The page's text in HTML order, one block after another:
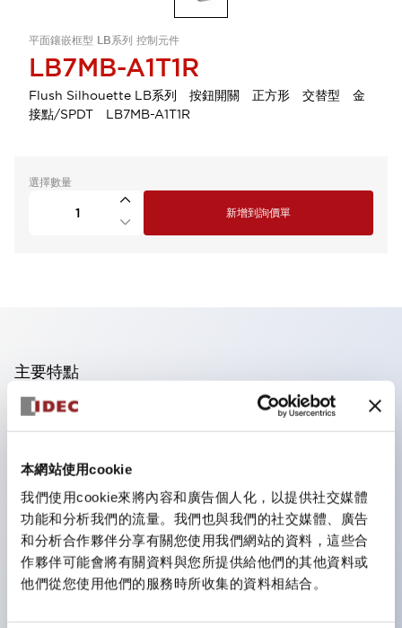
本網站使用cookie
我們使用cookie來將內容和廣告個人化，以提供社交媒體
功能和分析我們的流量。我們也與我們的社交媒體、廣告
和分析合作夥伴分享有關您使用我們網站的資料，這些合
作夥伴可能會將有關資料與您所提供給他們的其他資料或
他們從您使用他們的服務時所收集的資料相結合。
平面鑲嵌框型 LB系列 控制元件
LB7MB-A1T1R
Flush Silhouette LB系列 按鈕開關 正方形 交替型 金
接點/SPDT LB7MB-A1T1R
選擇數量
新增到詢價單
主要特點
操作面板的凹凸減少，呈現銳利感。
豐富的顏色變化，也提供帶護罩的黑色邊框
優秀的防水性能。保護結構IP65
按鈕開關、選擇開關、帶鎖選擇開關最多3c接點。
邊框顏色有黑色與金屬色兩種。
LED照明帶來明亮且清晰的照明面